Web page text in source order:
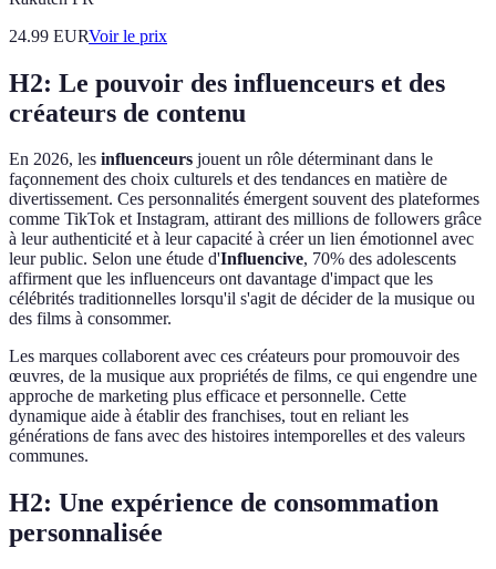
24.99 EURVoir le prix
H2: Le pouvoir des influenceurs et des
créateurs de contenu
En 2026, les influenceurs jouent un rôle déterminant dans le
façonnement des choix culturels et des tendances en matière de
divertissement. Ces personnalités émergent souvent des plateformes
comme TikTok et Instagram, attirant des millions de followers grâce
à leur authenticité et à leur capacité à créer un lien émotionnel avec
leur public. Selon une étude d'Influencive, 70% des adolescents
affirment que les influenceurs ont davantage d'impact que les
célébrités traditionnelles lorsqu'il s'agit de décider de la musique ou
des films à consommer.
Les marques collaborent avec ces créateurs pour promouvoir des
œuvres, de la musique aux propriétés de films, ce qui engendre une
approche de marketing plus efficace et personnelle. Cette
dynamique aide à établir des franchises, tout en reliant les
générations de fans avec des histoires intemporelles et des valeurs
communes.
H2: Une expérience de consommation
personnalisée